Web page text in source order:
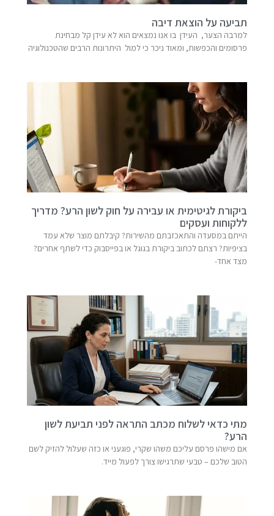
תביעה על הוצאת דיבה
למרבה הצער, העידן בו אנו נמצאים הוא לא עידן קל מבחינת
פרסומים והכפשות, ומאוד ניכר כי למול היתרונות הרבים שהטכנולוגיה
ביקורת לגיטימית או עבירה על חוק לשון הרע? מדריך
ללקוחות ועסקים
הייתם במסעדה והתאכזבתם מהשירות? קיבלתם מוצר שלא עמד
בציפיות? רצתם לכתוב ביקורת בגוגל או בפייסבוק כדי לשתף אחרים?
מצד אחד-
מתי כדאי לשלוח מכתב התראה לפני תביעת לשון
הרע?
אם מישהו פרסם עליכם משהו שקרי, פוגעני או כזה שעלול להזיק לשם
הטוב שלכם – טבעי שתרגישו צורך לפעול מייד.